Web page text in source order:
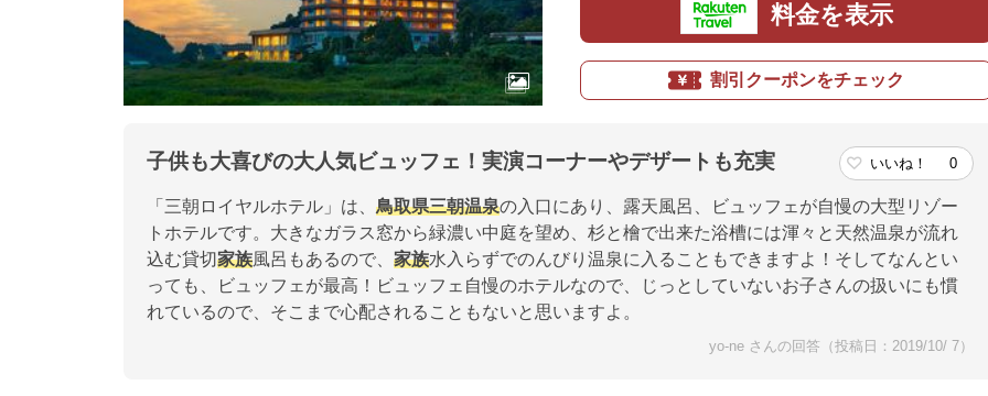
料金を表示
割引クーポンをチェック
子供も大喜びの大人気ビュッフェ！実演コーナーやデザートも充実 いいね！ 0
「三朝ロイヤルホテル」は、 鳥取県三朝温泉の入口にあり、露天風呂、ビュッフェが自慢の大型リゾー
トホテルです。大きなガラス窓から緑濃い中庭を望め、杉と檜で出来た浴槽には渾々と天然温泉が流れ
込む貸切家族風呂もあるので、 家族水入らずでのんびり温泉に入ることもできますよ！そしてなんとい
っても、ビュッフェが最高！ビュッフェ自慢のホテルなので、じっとしていないお子さんの扱いにも慣
れているので、そこまで心配されることもないと思いますよ。
yo-ne さんの回答（投稿日：2019/10/ 7）